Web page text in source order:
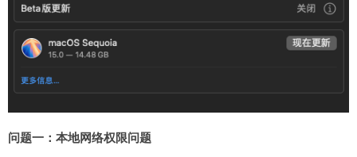
问题一：本地网络权限问题